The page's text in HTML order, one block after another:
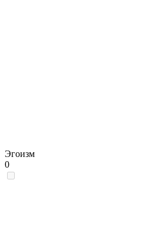
Эгоизм
0